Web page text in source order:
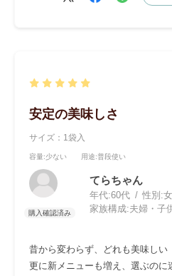
安定の美味しさ
サイズ：1袋入
容量:少ない 用途:普段使い
てらちゃん
年代:60代 性別:
家族構成:夫婦・子
昔から変わらず、どれも美味しい
更に新メニューも増え、選ぶのに